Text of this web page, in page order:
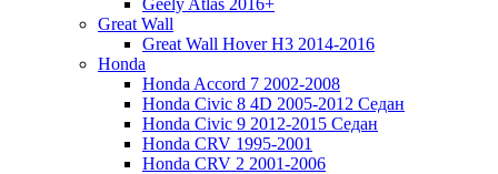
Geely Atlas 2016+
Great Wall
Great Wall Hover H3 2014-2016
Honda
Honda Accord 7 2002-2008
Honda Civic 8 4D 2005-2012 Седан
Honda Civic 9 2012-2015 Седан
Honda CRV 1995-2001
Honda CRV 2 2001-2006